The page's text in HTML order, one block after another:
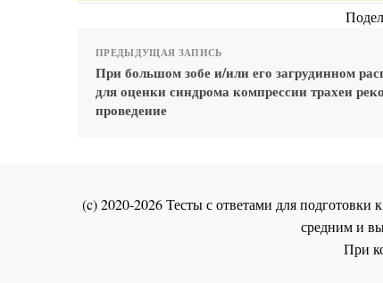
ПРЕДЫДУЩАЯ ЗАПИСЬ
При большом зобе и/или его загрудинном
для оценки синдрома компрессии трахеи
проведение
(c) 2020-2026 Тесты с ответами для
средним и
При